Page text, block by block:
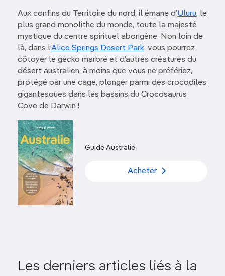
Aux confins du Territoire du nord, il émane d’Uluru, le
plus grand monolithe du monde, toute la majesté
mystique du centre spirituel aborigène. Non loin de
là, dans l’Alice Springs Desert Park, vous pourrez
côtoyer le gecko marbré et d’autres créatures du
désert australien, à moins que vous ne préfériez,
protégé par une cage, plonger parmi des crocodiles
gigantesques dans les bassins du Crocosaurus
Cove de Darwin !
Guide Australie
Acheter
Les derniers articles liés à la